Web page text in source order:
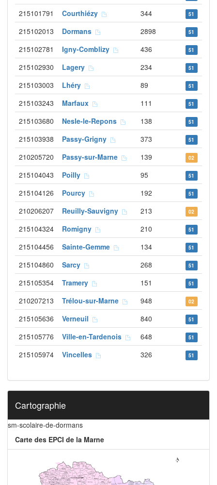
215101791 Courthiézy 344 51
215102013 Dormans 2898 51
215102781 Igny-Comblizy 436 51
215102930 Lagery 234 51
215103003 Lhéry 89 51
215103243 Marfaux 111 51
215103680 Nesle-le-Repons 138 51
215103938 Passy-Grigny 373 51
210205720 Passy-sur-Marne 139 02
215104043 Poilly 95 51
215104126 Pourcy 192 51
210206207 Reuilly-Sauvigny 213 02
215104324 Romigny 210 51
215104456 Sainte-Gemme 134 51
215104860 Sarcy 268 51
215105354 Tramery 151 51
210207213 Trélou-sur-Marne 948 02
215105636 Verneuil 840 51
215105776 Ville-en-Tardenois 648 51
215105974 Vincelles 326 51
Cartographie
sm-scolaire-de-dormans
Carte des EPCI de la Marne